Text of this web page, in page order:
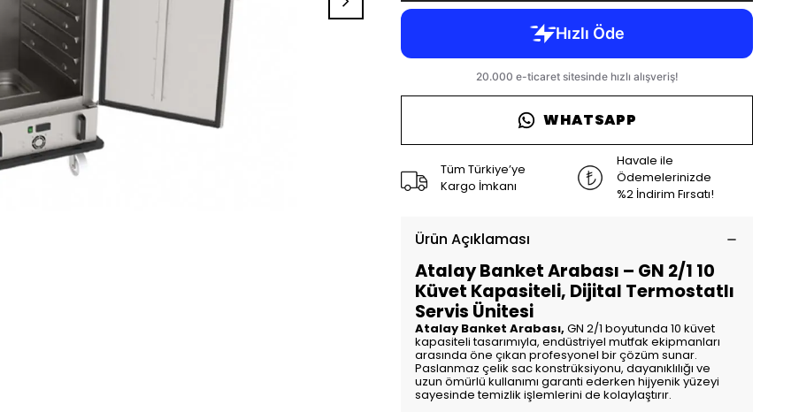
WHATSAPP
Tüm Türkiye’ye
Kargo İmkanı
Havale ile
Ödemelerinizde
%2 İndirim Fırsatı!
Ürün Açıklaması
Atalay Banket Arabası – GN 2/1 10
Küvet Kapasiteli, Dijital Termostatlı
Servis Ünitesi
Atalay Banket Arabası, GN 2/1 boyutunda 10 küvet
kapasiteli tasarımıyla, endüstriyel mutfak ekipmanları
arasında öne çıkan profesyonel bir çözüm sunar.
Paslanmaz çelik sac konstrüksiyonu, dayanıklılığı ve
uzun ömürlü kullanımı garanti ederken hijyenik yüzeyi
sayesinde temizlik işlemlerini de kolaylaştırır.